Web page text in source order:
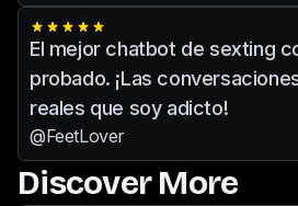
El mejor chatbot de sexting
probado. ¡Las
reales que soy adicto!
@FeetLover
Discover More